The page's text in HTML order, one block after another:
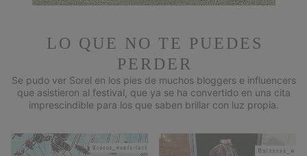
LO QUE NO TE PUEDES
PERDER
Se pudo ver Sorel en los pies de muchos bloggers e influencers
que asistieron al festival, que ya se ha convertido en una cita
imprescindible para los que saben brillar con luz propia.